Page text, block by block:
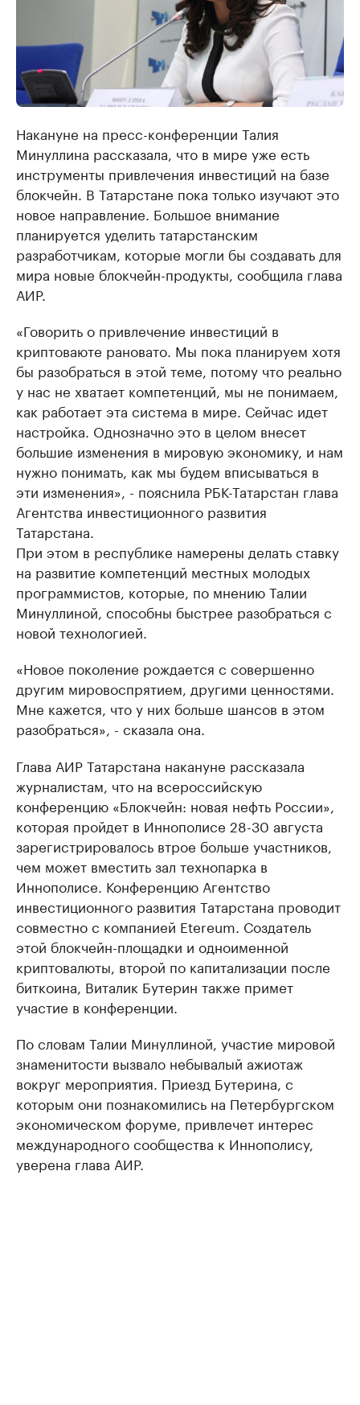
Накануне на пресс-конференции Талия
Минуллина рассказала, что в мире уже есть
инструменты привлечения инвестиций на базе
блокчейн. В Татарстане пока только изучают это
новое направление. Большое внимание
планируется уделить татарстанским
разработчикам, которые могли бы создавать для
мира новые блокчейн-продукты, сообщила глава
АИР.
«Говорить о привлечение инвестиций в
криптоваюте рановато. Мы пока планируем хотя
бы разобраться в этой теме, потому что реально
у нас не хватает компетенций, мы не понимаем,
как работает эта система в мире. Сейчас идет
настройка. Однозначно это в целом внесет
большие изменения в мировую экономику, и нам
нужно понимать, как мы будем вписываться в
эти изменения», - пояснила РБК-Татарстан глава
Агентства инвестиционного развития
Татарстана.
При этом в республике намерены делать ставку
на развитие компетенций местных молодых
программистов, которые, по мнению Талии
Минуллиной, способны быстрее разобраться с
новой технологией.
«Новое поколение рождается с совершенно
другим мировоспрятием, другими ценностями.
Мне кажется, что у них больше шансов в этом
разобраться», - сказала она.
Глава АИР Татарстана накануне рассказала
журналистам, что на всероссийскую
конференцию «Блокчейн: новая нефть России»,
которая пройдет в Иннополисе 28-30 августа
зарегистрировалось втрое больше участников,
чем может вместить зал технопарка в
Иннополисе. Конференцию Агентство
инвестиционного развития Татарстана проводит
совместно с компанией Etereum. Создатель
этой блокчейн-площадки и одноименной
криптовалюты, второй по капитализации после
биткоина, Виталик Бутерин также примет
участие в конференции.
По словам Талии Минуллиной, участие мировой
знаменитости вызвало небывалый ажиотаж
вокруг мероприятия. Приезд Бутерина, с
которым они познакомились на Петербургском
экономическом форуме, привлечет интерес
международного сообщества к Иннополису,
уверена глава АИР.